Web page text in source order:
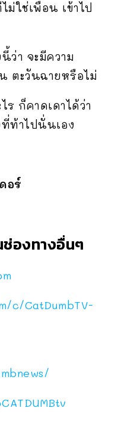
ใช่เพื่อน เข้าไป
า จะมีความ
ตะวันฉายหรือไม่
ร ก็คาดเดาได้ว่า
ท้าไปนั่นเอง
อร์
ช่องทางอื่นๆ
c/CatDumbTV-